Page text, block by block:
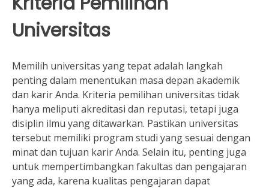
Universitas
Memilih universitas yang tepat adalah langkah
penting dalam menentukan masa depan akademik
dan karir Anda. Kriteria pemilihan universitas tidak
hanya meliputi akreditasi dan reputasi, tetapi juga
disiplin ilmu yang ditawarkan. Pastikan universitas
tersebut memiliki program studi yang sesuai dengan
minat dan tujuan karir Anda. Selain itu, penting juga
untuk mempertimbangkan fakultas dan pengajaran
yang ada, karena kualitas pengajaran dapat